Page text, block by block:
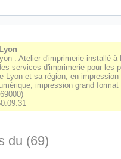
: Atelier d'imprimerie installé à
services d'imprimerie pour les
Lyon et sa région, en impression
impression grand
69000)
du (69)